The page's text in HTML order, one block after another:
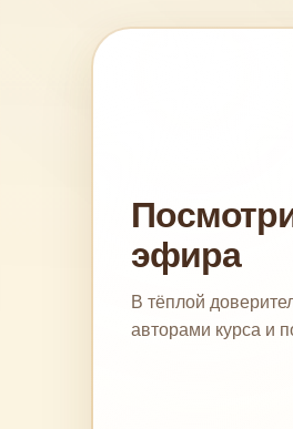
эфира
В тёплой
авторами курса и